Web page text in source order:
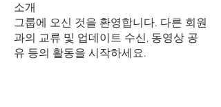
소개
그룹에 오신 것을 환영합니다. 다른 회원
과의 교류 및 업데이트 수신, 동영상 공
유 등의 활동을 시작하세요.